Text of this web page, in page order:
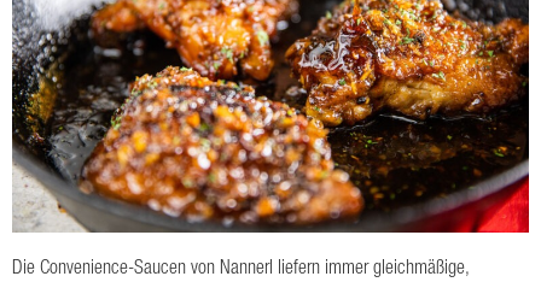
Die Convenience-Saucen von Nannerl liefern immer gleichmäßige,